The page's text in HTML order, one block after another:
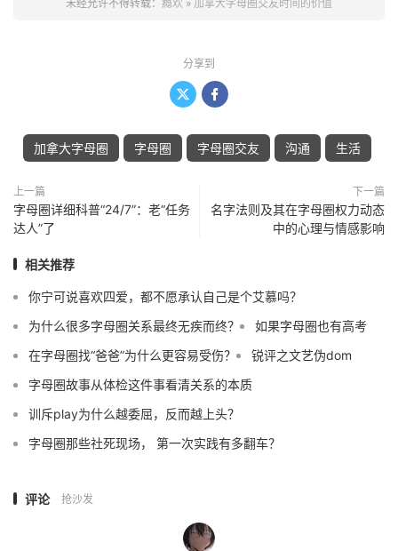
未经允许不得转载： 瘾欢 » 加拿大字母圈交友时间的价值
分享到
 
加拿大字母圈 字母圈 字母圈交友 沟通 生活
上一篇
字母圈详细科普“24/7”：老“任务
达人”了
下一篇
名字法则及其在字母圈权力动态
中的心理与情感影响
相关推荐
你宁可说喜欢四爱，都不愿承认自己是个艾慕吗？
为什么很多字母圈关系最终无疾而终？
如果字母圈也有高考
在字母圈找“爸爸”为什么更容易受伤？
锐评之文艺伪dom
字母圈故事从体检这件事看清关系的本质
训斥play为什么越委屈，反而越上头？
字母圈那些社死现场， 第一次实践有多翻车？
评论 抢沙发